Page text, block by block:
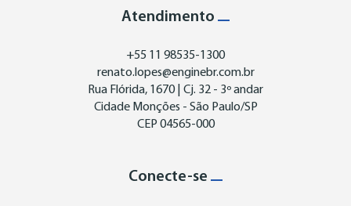
Atendimento
+55 11 98535-1300
renato.lopes@enginebr.com.br
Rua Flórida, 1670 | Cj. 32 - 3º andar
Cidade Monções - São Paulo/SP
CEP 04565-000
Conecte-se